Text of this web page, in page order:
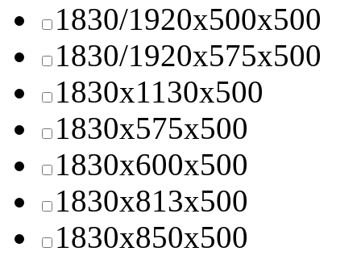
1830/1920x500x500
1830/1920x575x500
1830x1130x500
1830x575x500
1830x600x500
1830x813x500
1830x850x500